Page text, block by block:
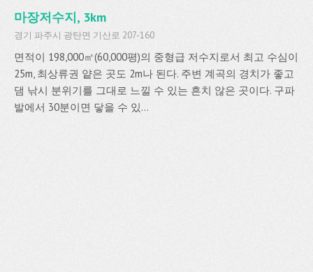
마장저수지, 3km
경기 파주시 광탄면 기산로 207-160
면적이 198,000㎡(60,000평)의 중형급 저수지로서 최고 수심이
25m, 최상류권 얕은 곳도 2m나 된다. 주변 계곡의 경치가 좋고
댐 낚시 분위기를 그대로 느낄 수 있는 흔치 않은 곳이다. 구파
발에서 30분이면 닿을 수 있...